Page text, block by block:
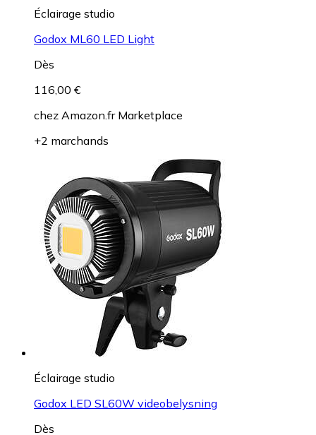
Éclairage studio
Godox ML60 LED Light
Dès
116,00 €
chez Amazon.fr Marketplace
+2 marchands
Éclairage studio
Godox LED SL60W videobelysning
Dès